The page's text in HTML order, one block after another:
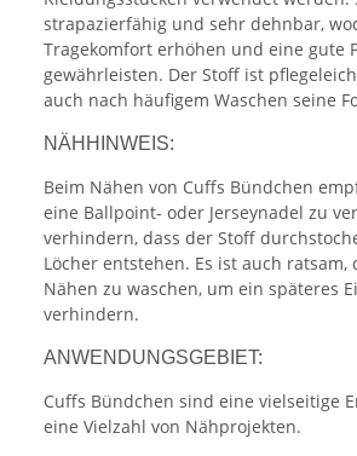
strapazierfähig und sehr dehnbar,
Tragekomfort erhöhen und eine gute
gewährleisten. Der Stoff ist
auch nach häufigem Waschen seine
NÄHHINWEIS:
Beim Nähen von Cuffs Bündchen
eine Ballpoint- oder Jerseynadel zu
verhindern, dass der Stoff
Löcher entstehen. Es ist auch ratsam,
Nähen zu waschen, um ein späteres
verhindern.
ANWENDUNGSGEBIET:
Cuffs Bündchen sind eine vielseitige
eine Vielzahl von Nähprojekten.